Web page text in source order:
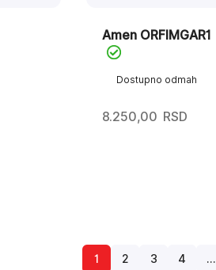
Dostupno odmah
Amen ORFIMGAR1
8.250,00 RSD
1 2 3 4 …